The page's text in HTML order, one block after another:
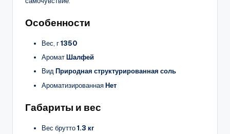
Особенности
Вес, г1350
АроматШалфей
ВидПриродная структурированная соль
АроматизированнаяНет
Габариты и вес
Вес брутто1.3 кг